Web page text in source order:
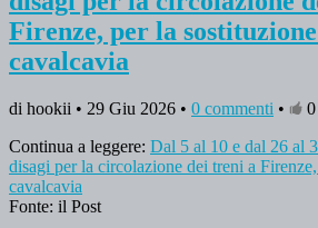
Firenze, per la
cavalcavia
di hookii • 29 Giu 2026 • 0 commenti •
0
Continua a leggere: Dal 5 al 10 e dal 26 al
disagi per la circolazione dei treni a
cavalcavia
Fonte: il Post